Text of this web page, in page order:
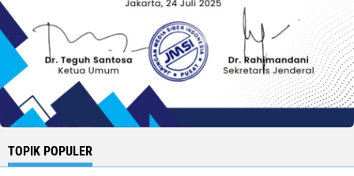
TOPIK POPULER